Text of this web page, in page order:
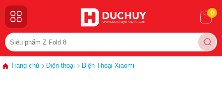
0
Trang chủ Điện thoại Điện Thoại Xiaomi